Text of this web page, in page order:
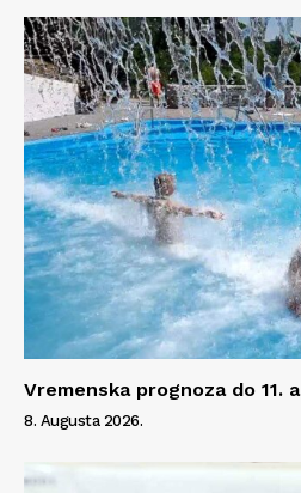
Vremenska prognoza do 11.
8. Augusta 2026.